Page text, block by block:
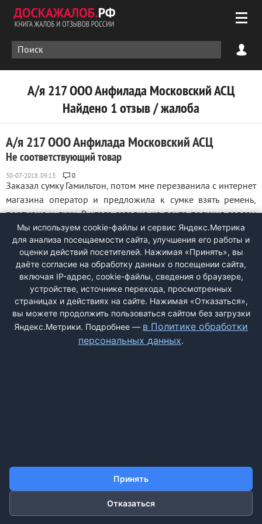
А/я 217 ООО Анфилада Московский АСЦ
Найдено 1 отзыв / жалоба
А/я 217 ООО Анфилада Московский АСЦ
Не соответствующий товар
0
Заказал сумку Гамильтон, потом мне перезванила с интернет
магазина оператор и предложила к сумке взять ремень,
портмоне и духи. В итоге сегодня на почте получил совсем
не то что я заказывал, ни сумки ни портмоне ни духов, в
итоге мне пришло: один ремень лежит и ещё положили
зеркало заднего вида в ...
ДОБАВИТЬ ЖАЛОБУ
КОНТАКТЫ
Мы используем cookie-файлы и сервис Яндекс.Метрика
для анализа посещаемости сайта, улучшения его работы и
оценки действий посетителей. Нажимая «Принять», вы
даёте согласие на обработку данных о посещении сайта,
включая IP-адрес, cookie-файлы, сведения о браузере,
устройстве, источнике перехода, просмотренных
страницах и действиях на сайте. Нажимая «Отказаться»,
вы можете продолжить пользоваться сайтом без загрузки
Яндекс.Метрики. Подробнее — в Политике обработки
персональных данных.
Принять
Отказаться